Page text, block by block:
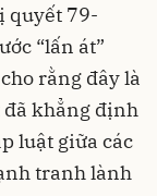
quyết 79-
“lấn át”
rằng đây là
đã khẳng định
luật giữa các
tranh lành